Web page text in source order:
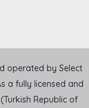
operated by Select
a fully licensed and
Republic of